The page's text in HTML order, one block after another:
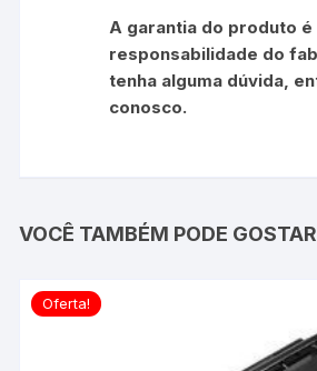
A garantia do produto é
responsabilidade do
tenha alguma dúvida,
conosco.
VOCÊ TAMBÉM PODE
Oferta!